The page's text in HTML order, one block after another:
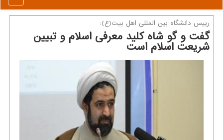
رییس دانشگاه بین المللی اهل بیت(ع):
گفت و گو شاه كلید معرفی اسلام و تبیین
شریعت اسلام است